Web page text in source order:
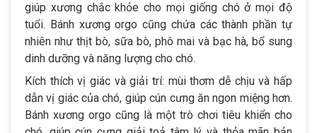
giúp xương chắc khỏe cho mọi giống chó ở mọi độ
tuổi. Bánh xương orgo cũng chứa các thành phần tự
nhiên như thịt bò, sữa bò, phô mai và bạc hà, bổ sung
dinh dưỡng và năng lượng cho chó.
Kích thích vị giác và giải trí: mùi thơm dễ chịu và hấp
dẫn vị giác của chó, giúp cún cưng ăn ngon miệng hơn.
Bánh xương orgo cũng là một trò chơi tiêu khiển cho